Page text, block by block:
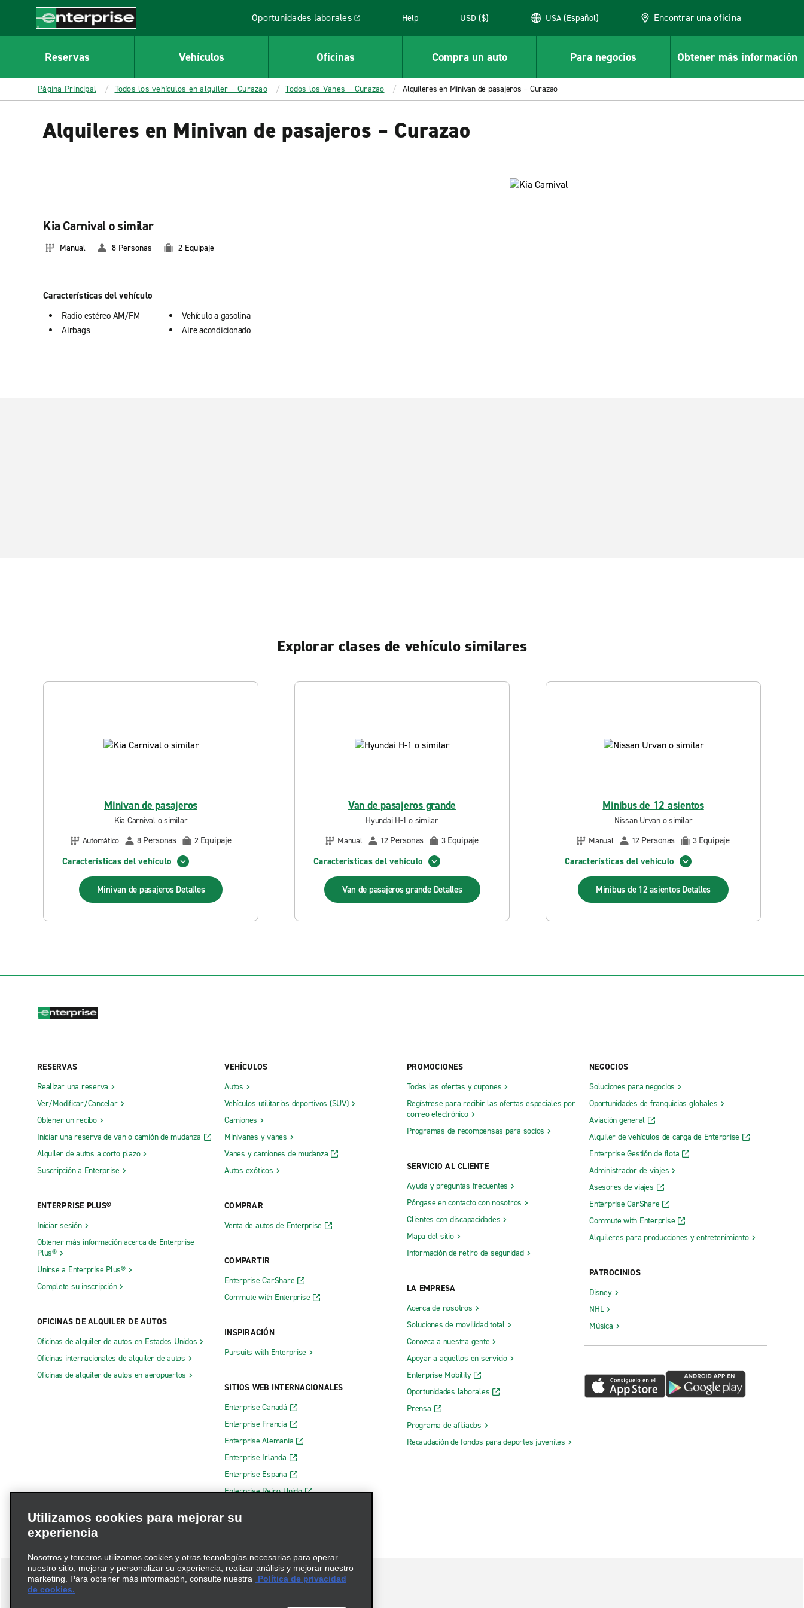
CONTENT
Enterprise
Oportunidades laborales
Link opens in a new window Help USD ($) USA (Español) Encontrar una oficina
Reservas Vehículos Oficinas Compra un auto Para negocios Obtener más información
Página Principal Todos los vehículos en alquiler – Curazao Todos los Vanes – Curazao Alquileres en Minivan de pasajeros – Curazao
Alquileres en Minivan de pasajeros – Curazao
Kia Carnival o similar
Manual 8 Personas 2 Equipaje
Características del vehículo
Radio estéreo AM/FM
Airbags
Vehículo a gasolina
Aire acondicionado
Explorar clases de vehículo similares
Minivan de pasajeros
Kia Carnival o similar
Automático
8 Personas 2 Equipaje
Características del vehículo
Minivan de pasajeros Detalles
Van de pasajeros grande
Hyundai H-1 o similar
Manual
12 Personas 3 Equipaje
Características del vehículo
Van de pasajeros grande Detalles
Minibus de 12 asientos
Nissan Urvan o similar
Manual
12 Personas 3 Equipaje
Características del vehículo
Minibus de 12 asientos Detalles
RESERVAS
Realizar una reserva
Ver/Modificar/Cancelar
Obtener un recibo
Iniciar una reserva de van o camión de mudanza
Alquiler de autos a corto plazo
Suscripción a Enterprise
ENTERPRISE PLUS®
Iniciar sesión
Obtener más información acerca de Enterprise
Plus®
Unirse a Enterprise Plus®
Complete su inscripción
OFICINAS DE ALQUILER DE AUTOS
Oficinas de alquiler de autos en Estados Unidos
Oficinas internacionales de alquiler de autos
Oficinas de alquiler de autos en aeropuertos
VEHÍCULOS
Autos
Vehículos utilitarios deportivos (SUV)
Camiones
Minivanes y vanes
Vanes y camiones de mudanza
Autos exóticos
COMPRAR
Venta de autos de Enterprise
COMPARTIR
Enterprise CarShare
Commute with Enterprise
INSPIRACIÓN
Pursuits with Enterprise
SITIOS WEB INTERNACIONALES
Enterprise Canadá
Enterprise Francia
Enterprise Alemania
Enterprise Irlanda
Enterprise España
Enterprise Reino Unido
PROMOCIONES
Todas las ofertas y cupones
Regístrese para recibir las ofertas especiales por
correo electrónico
Programas de recompensas para socios
SERVICIO AL CLIENTE
Ayuda y preguntas frecuentes
Póngase en contacto con nosotros
Clientes con discapacidades
Mapa del sitio
Información de retiro de seguridad
LA EMPRESA
Acerca de nosotros
Soluciones de movilidad total
Conozca a nuestra gente
Apoyar a aquellos en servicio
Enterprise Mobility
Oportunidades laborales
Prensa
Programa de afiliados
Recaudación de fondos para deportes juveniles
NEGOCIOS
Soluciones para negocios
Oportunidades de franquicias globales
Aviación general
Alquiler de vehículos de carga de Enterprise
Enterprise Gestión de flota
Administrador de viajes
Asesores de viajes
Enterprise CarShare
Commute with Enterprise
Alquileres para producciones y entretenimiento
PATROCINIOS
Disney
NHL
Música
Utilizamos cookies para mejorar su
experiencia
Nosotros y terceros utilizamos cookies y otras tecnologías necesarias para operar
nuestro sitio, mejorar y personalizar su experiencia, realizar análisis y mejorar nuestro
marketing. Para obtener más información, consulte nuestra
Política de privacidad
de cookies.